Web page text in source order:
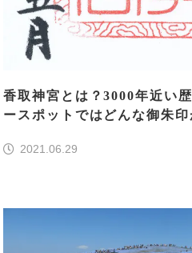
香取神宮とは？3000年近い
ースポットではどんな御朱印
2021.06.29